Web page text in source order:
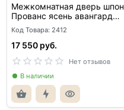
Межкомнатная дверь шпон
Прованс ясень авангард
глухая
Код Товара: 2412
17 550 руб.
Нет отзывов
В наличии